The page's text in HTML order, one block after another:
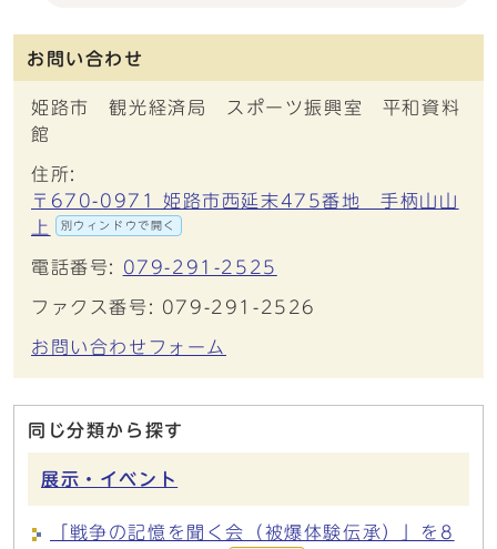
お問い合わせ
姫路市 観光経済局 スポーツ振興室 平和資料
館
住所:
〒670-0971 姫路市西延末475番地 手柄山山
上
別ウィンドウで開く
電話番号: 079-291-2525
ファクス番号: 079-291-2526
お問い合わせフォーム
同じ分類から探す
展示・イベント
「戦争の記憶を聞く会（被爆体験伝承）」を8